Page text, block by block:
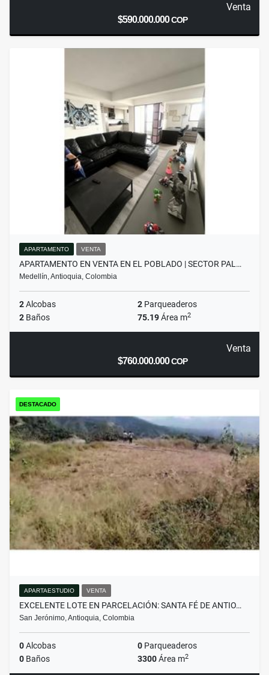
Venta
$590.000.000COP
APARTAMENTO VENTA
APARTAMENTO EN VENTA EN EL POBLADO | SECTOR PAL…
Medellín, Antioquia, Colombia
2Alcobas 2 Parqueaderos
2 Baños 75.19Área m2
Venta
$760.000.000COP
DESTACADO
APARTAESTUDIO VENTA
EXCELENTE LOTE EN PARCELACIÓN: SANTA FÉ DE ANTIO…
San Jerónimo, Antioquia, Colombia
0Alcobas 0 Parqueaderos
0 Baños 3300Área m2